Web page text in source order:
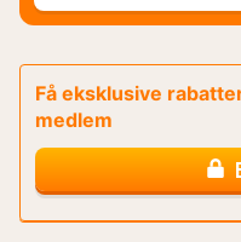
Få eksklusive
medlem